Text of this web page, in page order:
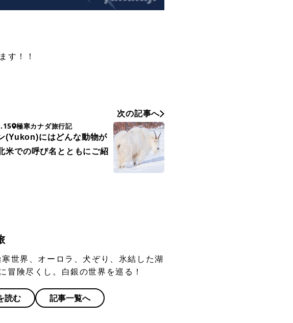
す！！
次の記事へ
極寒カナダ旅行記
(Yukon)にはどんな動物が
米での呼び名とともにご紹
世界、オーロラ、犬ぞり、氷結した湖
冒険尽くし。白銀の世界を巡る！
読む 記事一覧へ